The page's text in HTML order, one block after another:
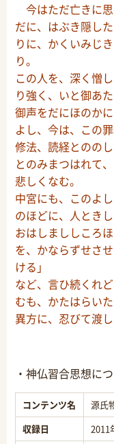
今はただ亡きに
だに、はぶき隠し
りに、かくいみじ
り。
この人を、深く憎
り強く、いと御あ
御声をだにほのか
よし、今は、この
修法、読経とのの
とのみまつはれて
悲しくなむ。
中宮にも、このよ
のほどに、人とき
おはしまししころ
を、かならずせさ
ける」
など、言ひ続くれ
むも、かたはらい
異方に、忍びて渡
・神仏習合思想に
コンテンツ名
源氏
収録日
2011